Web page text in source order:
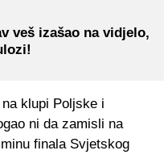
veš izašao na vidjelo,
klupi Poljske i
ni da zamisli na
finala Svjetskog